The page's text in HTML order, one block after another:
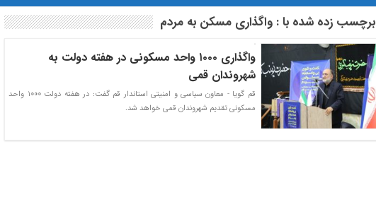
برچسب زده شده با : واگذاری مسکن به مردم
واگذاری ۱۰۰۰ واحد مسکونی در هفته دولت به
شهروندان قمی
قم گویا - معاون سیاسی و امنیتی استاندار قم گفت: در هفته دولت ۱۰۰۰ واحد
مسکونی تقدیم شهروندان قمی خواهد شد.